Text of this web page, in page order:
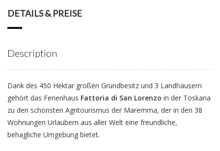
DETAILS & PREISE
Description
Dank des 450 Hektar großen Grundbesitz und 3 Landhäusern
gehört das Ferienhaus Fattoria di San Lorenzo in der Toskana
zu den schönsten Agritourismus der Maremma, der in den 38
Wohnungen Urlaubern aus aller Welt eine freundliche,
behagliche Umgebung bietet.